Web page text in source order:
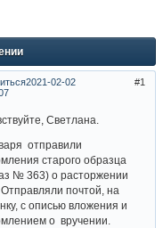
1
2021-02-02
Светлана.
отправили
старого образца
№ 363) о расторжении
почтой, на
с описью вложения и
о вручении.